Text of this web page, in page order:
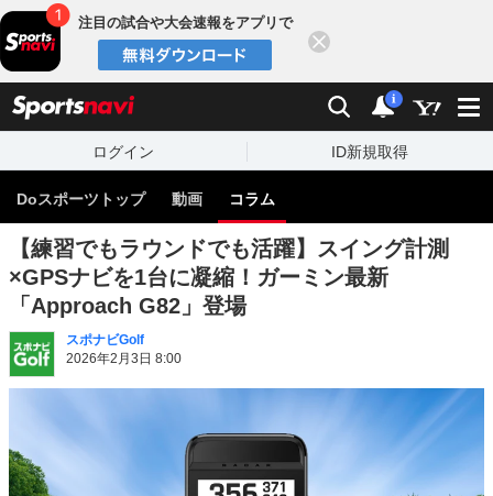
注目の試合や大会速報をアプリで
検索 通知
i
ログイン ID新規取得
Doスポーツトップ 動画 コラム
【練習でもラウンドでも活躍】スイング計測
×GPSナビを1台に凝縮！ガーミン最新
「Approach G82」登場
スポナビGolf
2026年2月3日 8:00